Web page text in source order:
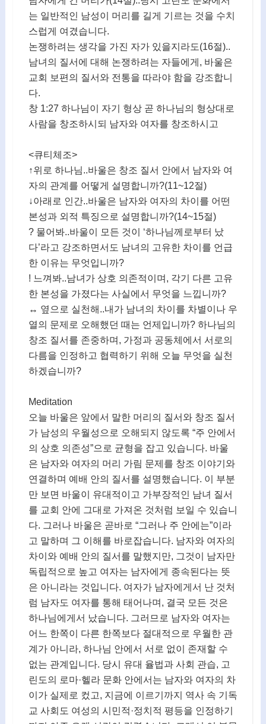
는 일반적인 남성이 머리를 길게 기르는 것을 수치
스럽게 여겼습니다.
논쟁하려는 생각을 가진 자가 있을지라도(16절)..
남녀의 질서에 대해 논쟁하려는 자들에게, 바울은
교회 보편의 질서와 전통을 따라야 함을 강조합니
다.
창 1:27 하나님이 자기 형상 곧 하나님의 형상대로
사람을 창조하시되 남자와 여자를 창조하시고
<큐티체조>
↑위로 하나님..바울은 창조 질서 안에서 남자와 여
자의 관계를 어떻게 설명합니까?(11~12절)
↓아래로 인간..바울은 남자와 여자의 차이를 어떤
본성과 외적 특징으로 설명합니까?(14~15절)
? 물어봐..바울이 모든 것이 ‘하나님께로부터 났
다’라고 강조하면서도 남녀의 고유한 차이를 언급
한 이유는 무엇입니까?
! 느껴봐..남녀가 상호 의존적이며, 각기 다른 고유
한 본성을 가졌다는 사실에서 무엇을 느낍니까?
↔ 옆으로 실천해..내가 남녀의 차이를 차별이나 우
열의 문제로 오해했던 때는 언제입니까? 하나님의
창조 질서를 존중하며, 가정과 공동체에서 서로의
다름을 인정하고 협력하기 위해 오늘 무엇을 실천
하겠습니까?
Meditation
오늘 바울은 앞에서 말한 머리의 질서와 창조 질서
가 남성의 우월성으로 오해되지 않도록 “주 안에서
의 상호 의존성”으로 균형을 잡고 있습니다. 바울
은 남자와 여자의 머리 가림 문제를 창조 이야기와
연결하며 예배 안의 질서를 설명했습니다. 이 부분
만 보면 바울이 유대적이고 가부장적인 남녀 질서
를 교회 안에 그대로 가져온 것처럼 보일 수 있습니
다. 그러나 바울은 곧바로 “그러나 주 안에는”이라
고 말하며 그 이해를 바로잡습니다. 남자와 여자의
차이와 예배 안의 질서를 말했지만, 그것이 남자만
독립적으로 높고 여자는 남자에게 종속된다는 뜻
은 아니라는 것입니다. 여자가 남자에게서 난 것처
럼 남자도 여자를 통해 태어나며, 결국 모든 것은
하나님에게서 났습니다. 그러므로 남자와 여자는
어느 한쪽이 다른 한쪽보다 절대적으로 우월한 관
계가 아니라, 하나님 안에서 서로 없이 존재할 수
없는 관계입니다. 당시 유대 율법과 사회 관습, 고
린도의 로마·헬라 문화 안에서는 남자와 여자의 차
이가 실제로 컸고, 지금에 이르기까지 역사 속 기독
교 사회도 여성의 시민적·정치적 평등을 인정하기